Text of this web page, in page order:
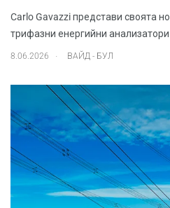
Carlo Gavazzi представи своята
трифазни енергийни
8.06.2026 . ВАЙД - БУЛ